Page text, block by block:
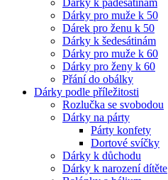
Dárky pro muže k 50
Dárek pro ženu k 50
Dárky k šedesátinám
Dárky pro muže k 60
Dárky pro ženy k 60
Přání do obálky
Dárky podle příležitosti
Rozlučka se svobodou
Dárky na párty
Párty konfety
Dortové svíčky
Dárky k důchodu
Dárky k narození dítěte